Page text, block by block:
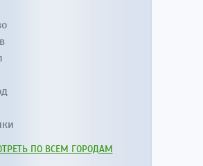
ПО ВСЕМ ГОРОДАМ